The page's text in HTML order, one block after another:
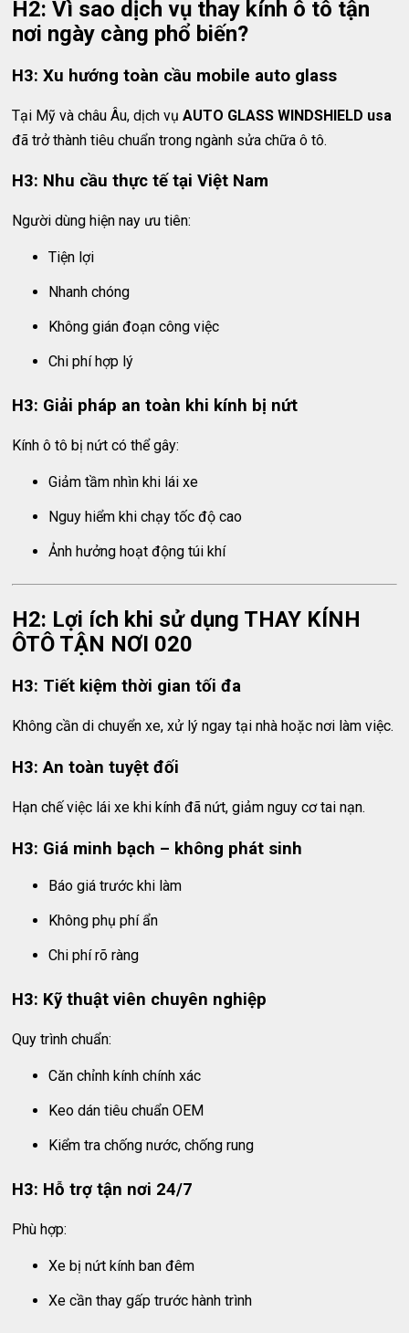
H2: Vì sao dịch vụ thay kính ô tô tận
nơi ngày càng phổ biến?
H3: Xu hướng toàn cầu mobile auto glass
Tại Mỹ và châu Âu, dịch vụAUTO GLASS WINDSHIELD usa
đã trở thành tiêu chuẩn trong ngành sửa chữa ô tô.
H3: Nhu cầu thực tế tại Việt Nam
Người dùng hiện nay ưu tiên:
Tiện lợi
Nhanh chóng
Không gián đoạn công việc
Chi phí hợp lý
H3: Giải pháp an toàn khi kính bị nứt
Kính ô tô bị nứt có thể gây:
Giảm tầm nhìn khi lái xe
Nguy hiểm khi chạy tốc độ cao
Ảnh hưởng hoạt động túi khí
H2: Lợi ích khi sử dụng THAY KÍNH
ÔTÔ TẬN NƠI 020
H3: Tiết kiệm thời gian tối đa
Không cần di chuyển xe, xử lý ngay tại nhà hoặc nơi làm việc.
H3: An toàn tuyệt đối
Hạn chế việc lái xe khi kính đã nứt, giảm nguy cơ tai nạn.
H3: Giá minh bạch – không phát sinh
Báo giá trước khi làm
Không phụ phí ẩn
Chi phí rõ ràng
H3: Kỹ thuật viên chuyên nghiệp
Quy trình chuẩn:
Căn chỉnh kính chính xác
Keo dán tiêu chuẩn OEM
Kiểm tra chống nước, chống rung
H3: Hỗ trợ tận nơi 24/7
Phù hợp:
Xe bị nứt kính ban đêm
Xe cần thay gấp trước hành trình